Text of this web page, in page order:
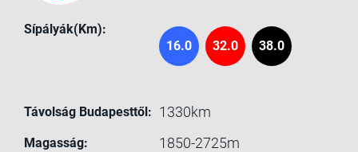
Sípályák(Km):
16.0
32.0 38.0
Távolság Budapesttől: 1330km
Magasság: 1850-2725m